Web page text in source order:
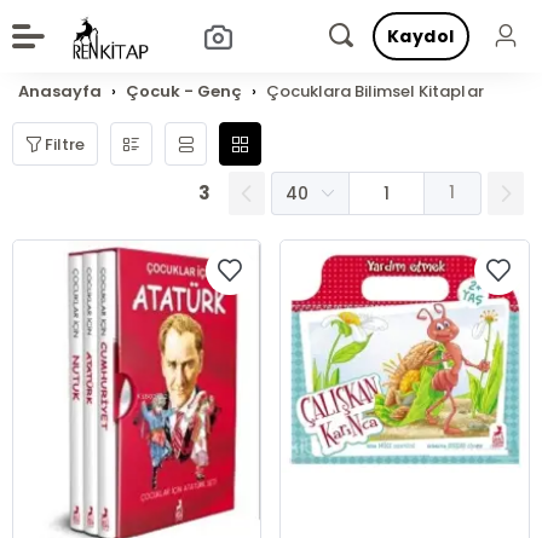
Kaydol
Anasayfa Çocuk - Genç Çocuklara Bilimsel Kitaplar
Filtre
3 1